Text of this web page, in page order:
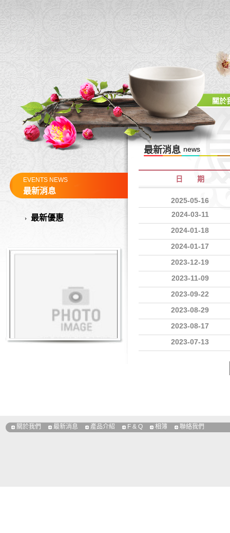
關於
EVENTS NEWS
最新消息
最新優惠
最新消息 news
日 期
2025-05-16
2024-03-11
2024-01-18
2024-01-17
2023-12-19
2023-11-09
2023-09-22
2023-08-29
2023-08-17
2023-07-13
關於我們 最新消息 產品介紹 F & Q 相簿 聯絡我們